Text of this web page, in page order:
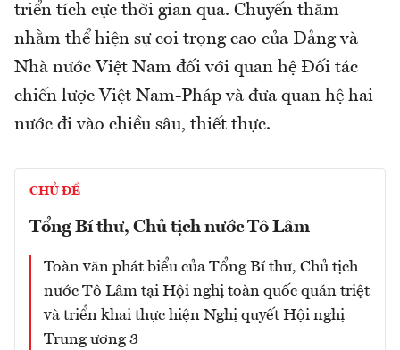
triển tích cực thời gian qua. Chuyến thăm
nhằm thể hiện sự coi trọng cao của Đảng và
Nhà nước Việt Nam đối với quan hệ Đối tác
chiến lược Việt Nam-Pháp và đưa quan hệ hai
nước đi vào chiều sâu, thiết thực.
CHỦ ĐỀ
Tổng Bí thư, Chủ tịch nước Tô Lâm
Toàn văn phát biểu của Tổng Bí thư, Chủ tịch
nước Tô Lâm tại Hội nghị toàn quốc quán triệt
và triển khai thực hiện Nghị quyết Hội nghị
Trung ương 3